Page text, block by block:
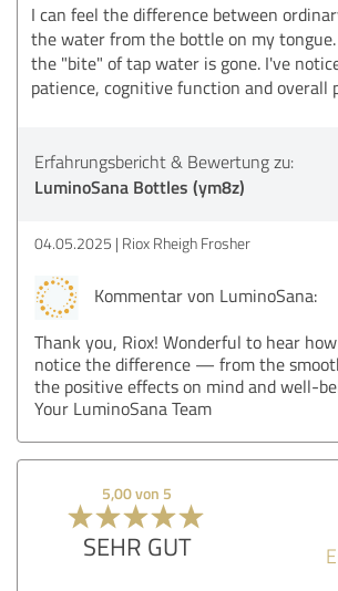
I can feel the difference between
the water from the bottle on my
the "bite" of tap water is gone. I've
patience, cognitive function and overall
Erfahrungsbericht & Bewertung zu:
LuminoSana Bottles (ym8z)
04.05.2025 Riox Rheigh Frosher
Kommentar von LuminoSana:
Thank you, Riox! Wonderful to hear
notice the difference — from the
the positive effects on mind and well-
Your LuminoSana Team
5,00 von 5
SEHR GUT